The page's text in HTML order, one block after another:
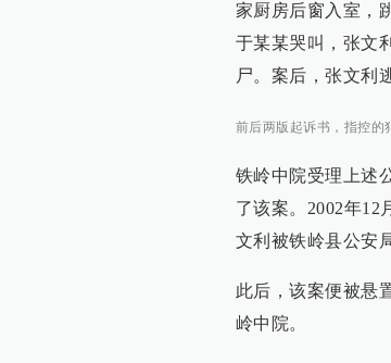
家厨房后窗入室，
于某某哭叫，张文
尸。案后，张文利
前后两版起诉书，指控的
铁岭中院受理上述
了该案。2002年12
文利被铁岭县公安
此后，该案便被悬
岭中院。